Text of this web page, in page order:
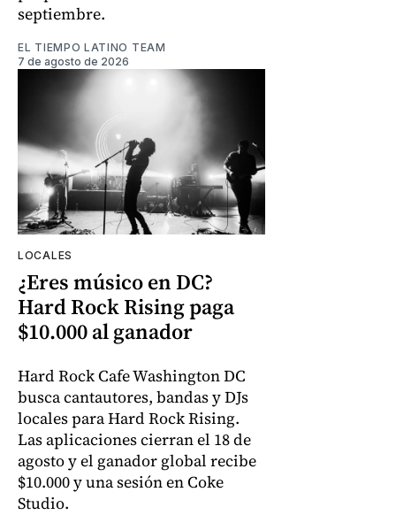
septiembre.
EL TIEMPO LATINO TEAM
7 de agosto de 2026
LOCALES
¿Eres músico en DC?
Hard Rock Rising paga
$10.000 al ganador
Hard Rock Cafe Washington DC
busca cantautores, bandas y DJs
locales para Hard Rock Rising.
Las aplicaciones cierran el 18 de
agosto y el ganador global recibe
$10.000 y una sesión en Coke
Studio.